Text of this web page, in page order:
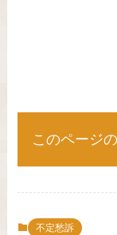
このページ
不定愁訴